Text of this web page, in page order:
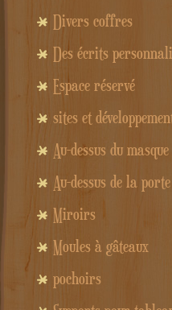
Divers coffres
Des écrits
Espace réservé
sites et
Au-dessus du
Au-dessus de la porte
Miroirs
Moules à gâteaux
pochoirs